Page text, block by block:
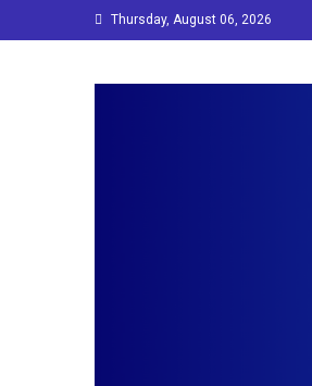
to
Thursday, August 06, 2026